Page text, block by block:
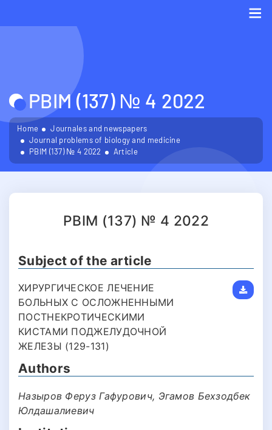
PBIM (137) № 4 2022
Home
Journales and newspapers
Journal problems of biology and medicine
PBIM (137) № 4 2022
Article
PBIM (137) № 4 2022
Subject of the article
ХИРУРГИЧЕСКОЕ ЛЕЧЕНИЕ
БОЛЬНЫХ С ОСЛОЖНЕННЫМИ
ПОСТНЕКРОТИЧЕСКИМИ
КИСТАМИ ПОДЖЕЛУДОЧНОЙ
ЖЕЛЕЗЫ (129-131)
Authors
Назыров Феруз Гафурович, Эгамов Бехзодбек
Юлдашалиевич